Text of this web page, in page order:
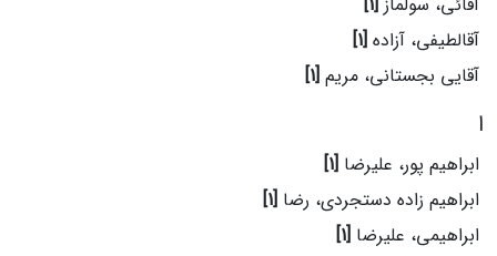
آقالطیفی، آزاده [1]
آقایی بجستانی، مریم [1]
ا
ابراهیم پور، علیرضا [1]
ابراهیم زاده دستجردی، رضا [1]
ابراهیمی، علیرضا [1]